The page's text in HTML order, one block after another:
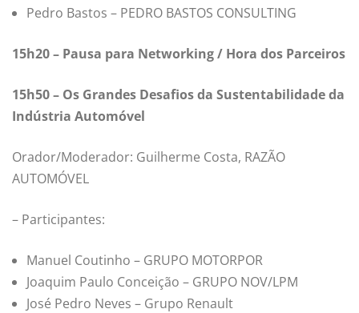
Pedro Bastos – PEDRO BASTOS CONSULTING
15h20 – Pausa para Networking / Hora dos Parceiros
15h50 – Os Grandes Desafios da Sustentabilidade da
Indústria Automóvel
Orador/Moderador: Guilherme Costa, RAZÃO
AUTOMÓVEL
– Participantes:
Manuel Coutinho – GRUPO MOTORPOR
Joaquim Paulo Conceição – GRUPO NOV/LPM
José Pedro Neves – Grupo Renault